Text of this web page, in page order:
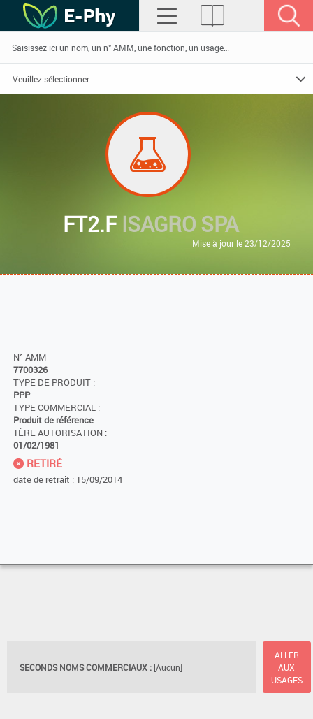
FT2.F ISAGRO SPA
Mise à jour le 23/12/2025
N° AMM
7700326
TYPE DE PRODUIT :
PPP
TYPE COMMERCIAL :
Produit de référence
1ÈRE AUTORISATION :
01/02/1981
RETIRÉ
date de retrait : 15/09/2014
SECONDS NOMS COMMERCIAUX : [Aucun]
ALLER
AUX
USAGES